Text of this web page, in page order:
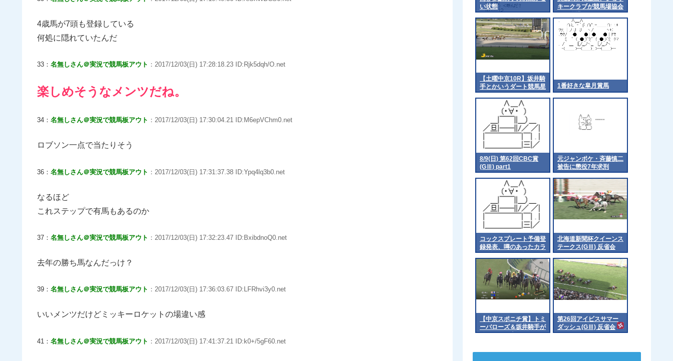
4歳馬が7頭も登録している
何処に隠れていたんだ
33： 名無しさん＠実況で競馬板アウト ：2017/12/03(日) 17:28:18.23 ID:Rjk5dqh/O.net
楽しめそうなメンツだね。
34： 名無しさん＠実況で競馬板アウト ：2017/12/03(日) 17:30:04.21 ID:M6epVChm0.net
ロブソン一点で当たりそう
36： 名無しさん＠実況で競馬板アウト ：2017/12/03(日) 17:31:37.38 ID:Ypq4lq3b0.net
なるほど
これステップで有馬もあるのか
37： 名無しさん＠実況で競馬板アウト ：2017/12/03(日) 17:32:23.47 ID:BxibdnoQ0.net
去年の勝ち馬なんだっけ？
39： 名無しさん＠実況で競馬板アウト ：2017/12/03(日) 17:36:03.67 ID:LFRhvi3y0.net
いいメンツだけどミッキーロケットの場違い感
41： 名無しさん＠実況で競馬板アウト ：2017/12/03(日) 17:41:37.21 ID:k0+/5gF60.net
い状態
キークラブが競馬場協会
から脱退
【土曜中京10R】坂井騎
手とかいうダート競馬星
人
1番好きな皐月賞馬
8/9(日) 第62回CBC賞
(GⅢ) part1
元ジャンポケ・斉藤慎二
被告に懲役7年求刑
コックスプレート予備登
録発表、噂のあったカラ
ンダガンは登録無しで再
来日の可能性高まる
北海道新聞杯クイーンス
テークス(GⅢ) 反省会
【中京スポニチ賞】トミ
ーバローズ＆坂井騎手が
ｷﾀ━━━━(ﾟ
第26回アイビスサマー
ダッシュ(GⅢ) 反省会